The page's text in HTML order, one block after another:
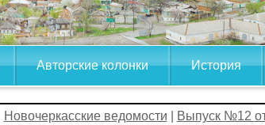
Авторские колонки История
Новочеркасские ведомости Выпуск №12